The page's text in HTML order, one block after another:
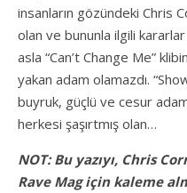
insanların gözündeki Chris
olan ve bununla ilgili
asla “Can’t Change Me”
yakan adam olamazdı.
buyruk, güçlü ve cesur
herkesi şaşırtmış olan…
NOT: Bu yazıyı, Chris
Rave Mag için kaleme